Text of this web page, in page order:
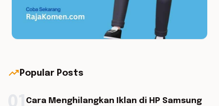
trending_up Popular Posts
Cara Menghilangkan Iklan di HP Samsung